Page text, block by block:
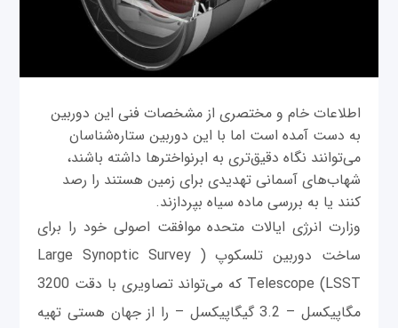
اطلاعات خام و مختصری از مشخصات فنی این دوربین
به دست آمده است اما با این دوربین ستاره‌شناسان
می‌توانند نگاه دقیق‌تری به ابرنواخترها داشته باشند،
شهاب‌های آسمانی تهدیدی برای زمین هستند را رصد
کنند یا به بررسی ماده سیاه بپردازند.
وزارت انرژی ایالات‌ متحده موافقت اصولی خود را برای
ساخت دوربین تلسکوپ ( Large Synoptic Survey
Telescope (LSST که می‌تواند تصاویری با دقت 3200
مگاپیکسل – 3.2 گیگاپیکسل – را از جهان هستی تهیه